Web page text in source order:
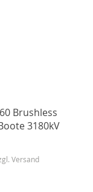
Brushless
3180kV
Versand